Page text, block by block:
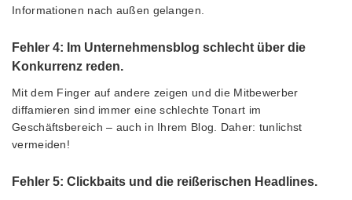
Informationen nach außen gelangen.
Fehler 4: Im Unternehmensblog schlecht über die
Konkurrenz reden.
Mit dem Finger auf andere zeigen und die Mitbewerber
diffamieren sind immer eine schlechte Tonart im
Geschäftsbereich – auch in Ihrem Blog. Daher: tunlichst
vermeiden!
Fehler 5: Clickbaits und die reißerischen Headlines.